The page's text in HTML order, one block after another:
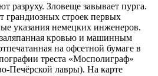
разруху. Зловеще завывает пурга.
грандиозных строек первых
указания немецких инженеров.
кровью и машинным
на офсетной бумаге в
треста «Мосполиграф»
Печёрской лавры). На карте